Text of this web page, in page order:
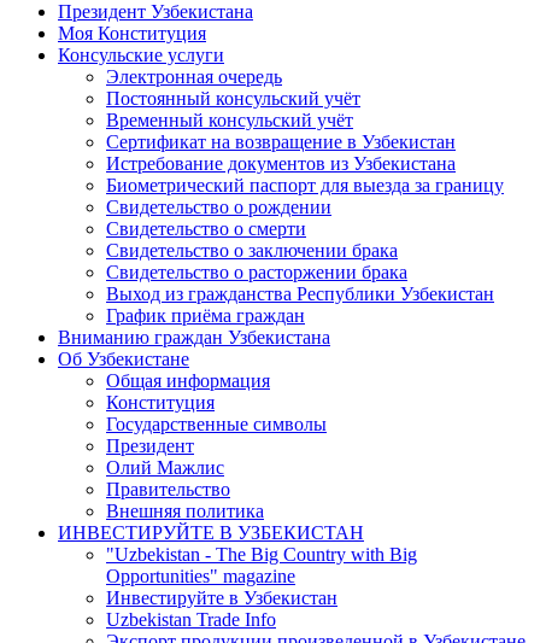
Президент Узбекистана
Моя Конституция
Консульские услуги
Электронная очередь
Постоянный консульский учёт
Временный консульский учёт
Сертификат на возвращение в Узбекистан
Истребование документов из Узбекистана
Биометрический паспорт для выезда за границу
Свидетельство о рождении
Свидетельство о смерти
Свидетельство о заключении брака
Свидетельство о расторжении брака
Выход из гражданства Республики Узбекистан
График приёма граждан
Вниманию граждан Узбекистана
Об Узбекистане
Общая информация
Конституция
Государственные символы
Президент
Олий Мажлис
Правительство
Внешняя политика
ИНВЕСТИРУЙТЕ В УЗБЕКИСТАН
"Uzbekistan - The Big Country with Big
Opportunities" magazine
Инвестируйте в Узбекистан
Uzbekistan Trade Info